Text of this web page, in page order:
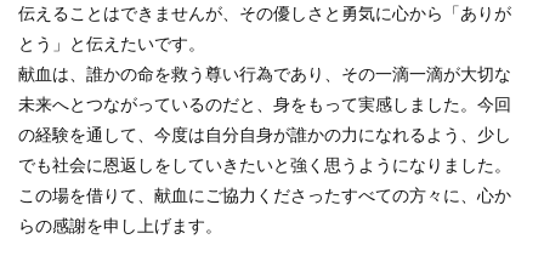
伝えることはできませんが、その優しさと勇気に心から「ありが
とう」と伝えたいです。
献血は、誰かの命を救う尊い行為であり、その一滴一滴が大切な
未来へとつながっているのだと、身をもって実感しました。今回
の経験を通して、今度は自分自身が誰かの力になれるよう、少し
でも社会に恩返しをしていきたいと強く思うようになりました。
この場を借りて、献血にご協力くださったすべての方々に、心か
らの感謝を申し上げます。